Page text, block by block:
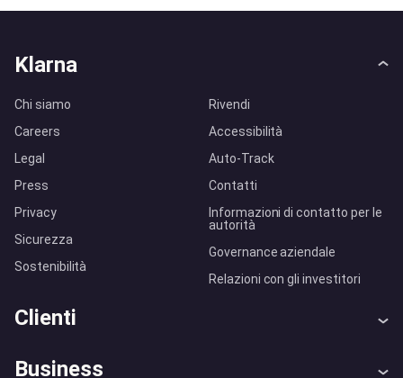
Klarna
Chi siamo
Careers
Legal
Press
Privacy
Sicurezza
Sostenibilità
Rivendi
Accessibilità
Auto-Track
Contatti
Informazioni di contatto per le
autorità
Governance aziendale
Relazioni con gli investitori
Clienti
Assistenza
Business